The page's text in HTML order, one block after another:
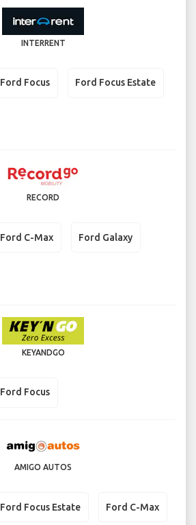
INTERRENT
Ford Focus Ford Focus Estate
RECORD
Ford C-Max Ford Galaxy
KEYANDGO
Ford Focus
AMIGO AUTOS
Ford Focus Estate Ford C-Max